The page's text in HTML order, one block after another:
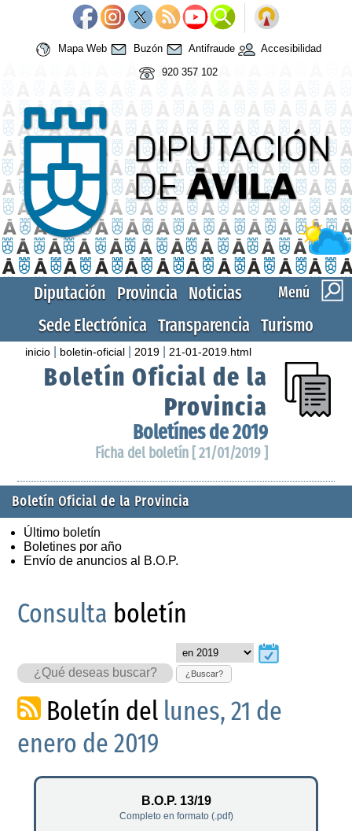
Mapa Web Buzón Antifraude
Accesibilidad
920 357 102
Menú
Diputación Provincia Noticias
Sede Electrónica Transparencia Turismo
inicio boletin-oficial 2019 21-01-2019.html
Boletín Oficial de la
Provincia
Boletínes de 2019
Ficha del boletín [ 21/01/2019 ]
Boletín Oficial de la Provincia
Último boletín
Boletines por año
Envío de anuncios al B.O.P.
Consulta boletín
¿Buscar?
Boletín del lunes, 21 de
enero de 2019
B.O.P. 13/19
Completo en formato (.pdf)